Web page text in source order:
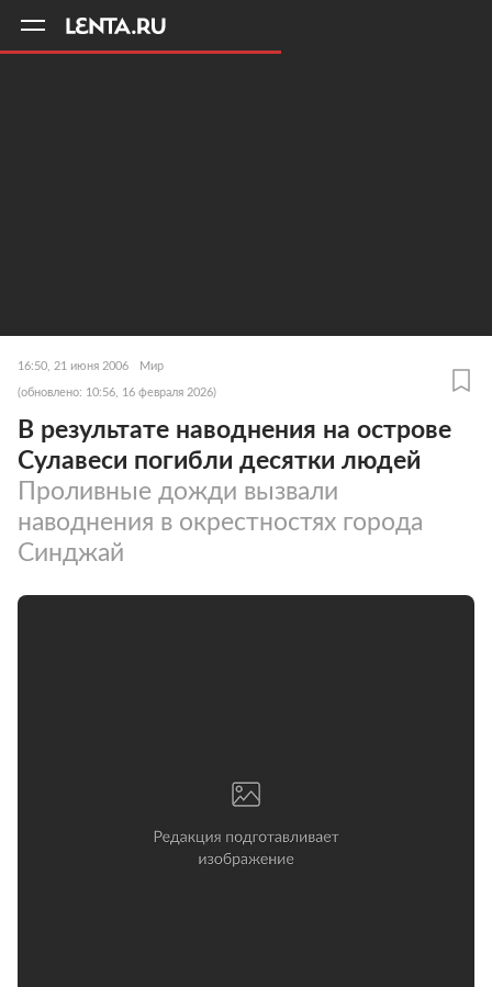
16:50, 21 июня 2006 Мир
(обновлено: 10:56, 16 февраля 2026)
В результате наводнения на острове
Сулавеси погибли десятки людей
Проливные дожди вызвали
наводнения в окрестностях города
Синджай